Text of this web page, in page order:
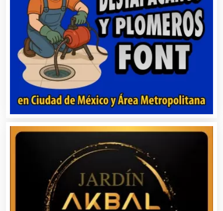
Audios para Eventos
Autobuses
Automatización
Automóviles Nuevos y Usados
Autopartes Eléctricas
Avaluos